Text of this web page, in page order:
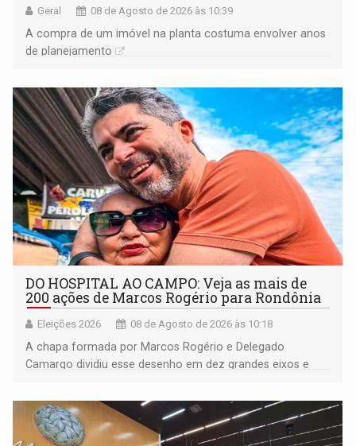
Geral 08 de Agosto de 2026 às 10:39
A compra de um imóvel na planta costuma envolver anos
de planejamento
DO HOSPITAL AO CAMPO: Veja as mais de
200 ações de Marcos Rogério para Rondônia
Eleições 2026 08 de Agosto de 2026 às 10:18
A chapa formada por Marcos Rogério e Delegado
Camargo dividiu esse desenho em dez grandes eixos e